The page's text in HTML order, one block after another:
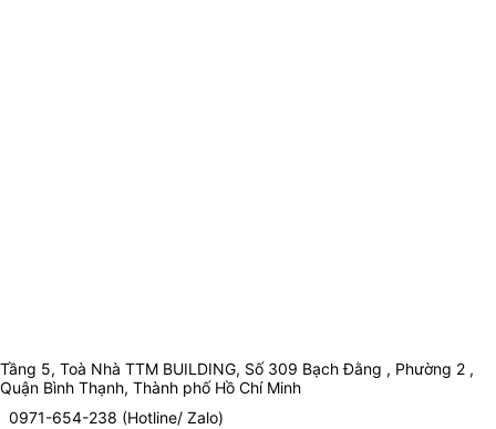
Tầng 5, Toà Nhà TTM BUILDING, Số 309 Bạch Đằng , Phường 2 ,
Quận Bình Thạnh, Thành phố Hồ Chí Minh
0971-654-238 (Hotline/ Zalo)